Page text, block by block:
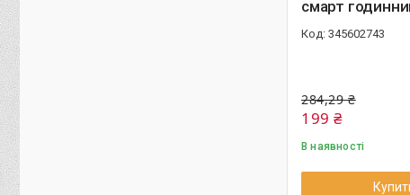
смарт
345602743
284,29 ₴
199 ₴
В наявності